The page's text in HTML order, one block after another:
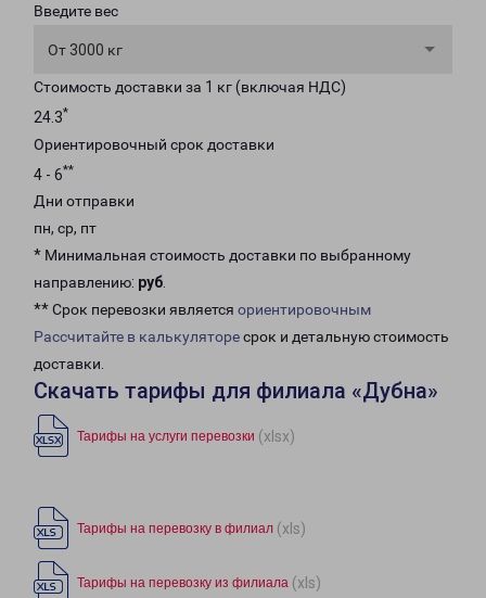
Введите вес
От 3000 кг
Стоимость доставки за 1 кг (включая НДС)
24.3*
Ориентировочный срок доставки
4 - 6**
Дни отправки
пн, ср, пт
* Минимальная стоимость доставки по выбранному
направлению: руб.
** Срок перевозки является ориентировочным
Рассчитайте в калькуляторесрок и детальную стоимость
доставки.
Скачать тарифы для филиала «Дубна»
Тарифы на услуги перевозки (xlsx)
Тарифы на перевозку в филиал (xls)
Тарифы на перевозку из филиала (xls)